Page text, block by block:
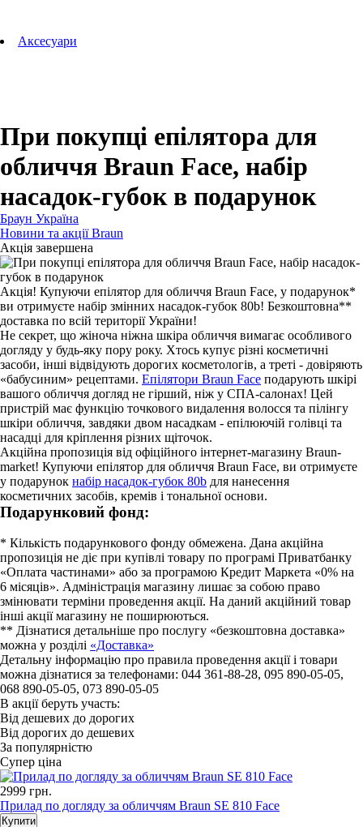
Aксесуари
При покупці епілятора для
обличчя Braun Face, набір
насадок-губок в подарунок
Браун Україна
Новини та акції Braun
Акція завершена
Акція! Купуючи епілятор для обличчя Braun Face, у подарунок*
ви отримуєте набір змінних насадок-губок 80b! Безкоштовна**
доставка по всій території України!
Не секрет, що жіноча ніжна шкіра обличчя вимагає особливого
догляду у будь-яку пору року. Хтось купує різні косметичні
засоби, інші відвідують дорогих косметологів, а треті - довіряють
«бабусиним» рецептами. Епілятори Braun Face подарують шкірі
вашого обличчя догляд не гірший, ніж у СПА-салонах! Цей
пристрій має функцію точкового видалення волосся та пілінгу
шкіри обличчя, завдяки двом насадкам - епілюючій голівці та
насадці для кріплення різних щіточок.
Акційна пропозиція від офіційного інтернет-магазину Braun-
market! Купуючи епілятор для обличчя Braun Face, ви отримуєте
у подарунок набір насадок-губок 80b для нанесення
косметичних засобів, кремів і тональної основи.
Подарунковий фонд:
* Кількість подарункового фонду обмежена. Дана акційна
пропозиція не діє при купівлі товару по програмі Приватбанку
«Оплата частинами» або за програмою Кредит Маркета «0% на
6 місяців». Адміністрація магазину лишає за собою право
змінювати терміни проведення акції. На даний акційний товар
інші акції магазину не поширюються.
** Дізнатися детальніше про послугу «безкоштовна доставка»
можна у розділі «Доставка»
Детальну інформацію про правила проведення акції і товари
можна дізнатися за телефонами: 044 361-88-28, 095 890-05-05,
068 890-05-05, 073 890-05-05
В акції беруть участь:
Від дешевих до дорогих
Від дорогих до дешевих
За популярністю
Супер ціна
2999 грн.
Прилад по догляду за обличчям Braun SE 810 Face